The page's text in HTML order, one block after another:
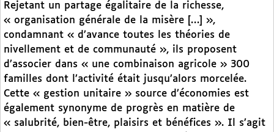
Rejetant un partage égalitaire de la richesse,
« organisation générale de la misère […] »,
condamnant « d’avance toutes les théories de
nivellement et de communauté », ils proposent
d’associer dans « une combinaison agricole » 300
familles dont l’activité était jusqu’alors morcelée.
Cette « gestion unitaire » source d’économies est
également synonyme de progrès en matière de
« salubrité, bien-être, plaisirs et bénéfices ». Il s’agit